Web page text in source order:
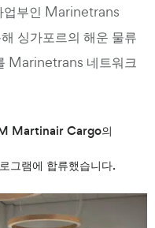
업부인 Marinetrans
싱가포르의 해운 물류
Marinetrans 네트워크
Martinair Cargo의
램에 합류했습니다.